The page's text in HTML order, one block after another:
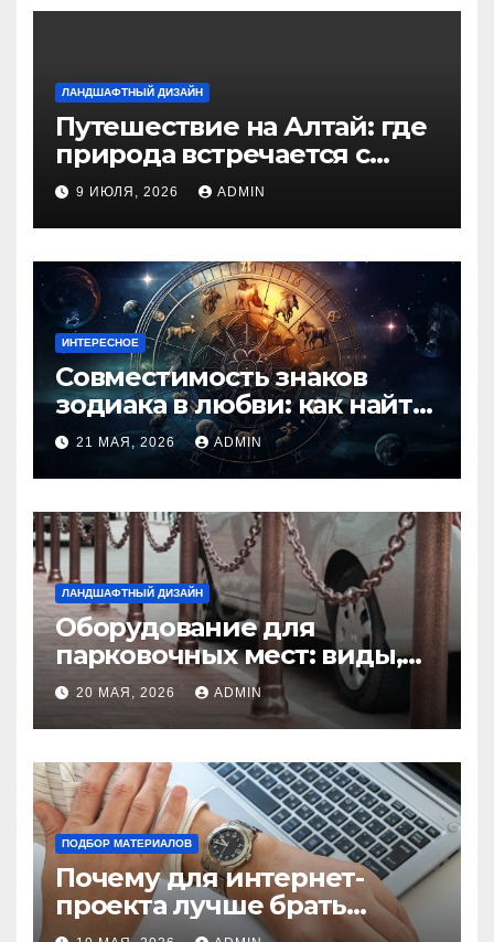
ЛАНДШАФТНЫЙ ДИЗАЙН
Путешествие на Алтай: где
природа встречается с
духом приключений
9 ИЮЛЯ, 2026 ADMIN
ИНТЕРЕСНОЕ
Совместимость знаков
зодиака в любви: как найти
идеальную пару и
избежать конфликтов
21 МАЯ, 2026 ADMIN
ЛАНДШАФТНЫЙ ДИЗАЙН
Оборудование для
парковочных мест: виды,
функции и нормы
установки
20 МАЯ, 2026 ADMIN
ПОДБОР МАТЕРИАЛОВ
Почему для интернет-
проекта лучше брать
отдельный сервер: